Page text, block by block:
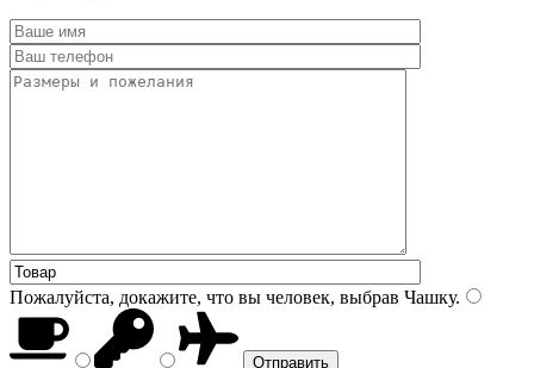
Пожалуйста, докажите, что вы человек, выбрав Чашку.